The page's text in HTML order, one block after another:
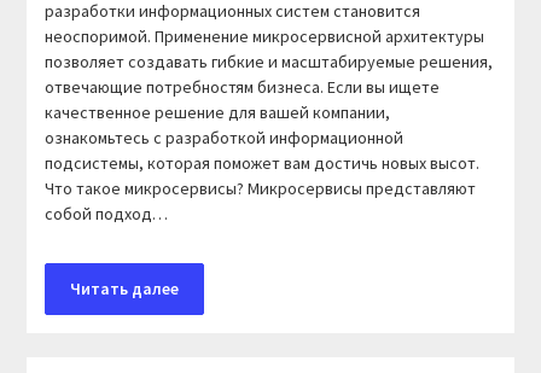
разработки информационных систем становится
неоспоримой. Применение микросервисной архитектуры
позволяет создавать гибкие и масштабируемые решения,
отвечающие потребностям бизнеса. Если вы ищете
качественное решение для вашей компании,
ознакомьтесь с разработкой информационной
подсистемы, которая поможет вам достичь новых высот.
Что такое микросервисы? Микросервисы представляют
собой подход…
Читать далее